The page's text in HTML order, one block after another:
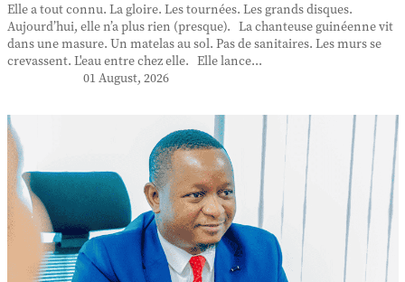
Elle a tout connu. La gloire. Les tournées. Les grands disques.
Aujourd’hui, elle n’a plus rien (presque). La chanteuse guinéenne vit
dans une masure. Un matelas au sol. Pas de sanitaires. Les murs se
crevassent. L'eau entre chez elle. Elle lance...
01 August, 2026